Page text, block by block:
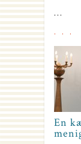
…
En